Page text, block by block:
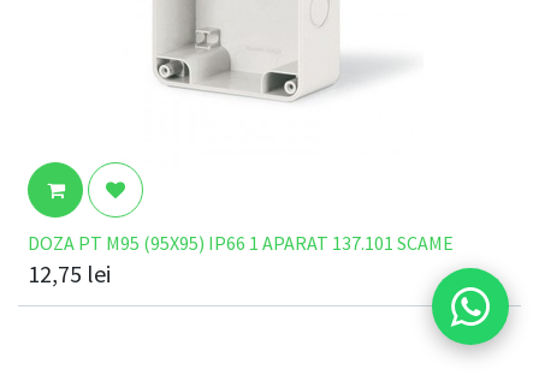
DOZA PT M95 (95X95) IP66 1 APARAT 137.101 SCAME
12,75 lei